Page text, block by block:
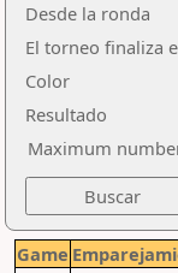
Desde la ronda
El torneo finaliza
Color
Resultado
Maximum
Game